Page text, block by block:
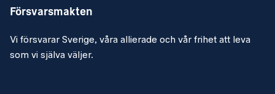
Försvarsmakten
Vi försvarar Sverige, våra allierade och vår frihet att leva
som vi själva väljer.